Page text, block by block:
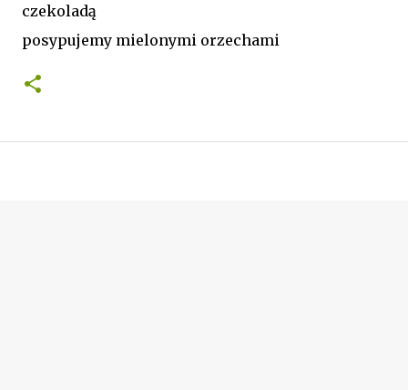
czekoladą
posypujemy mielonymi orzechami